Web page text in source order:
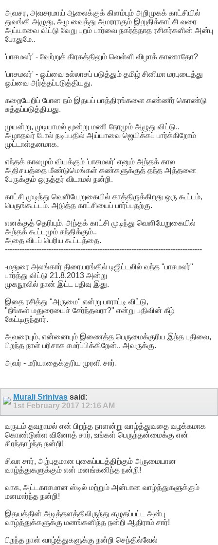
அவசர, அவசரமாய் ஆலைக்குக் கிளம்பும் அறிமுகக் காட்சியில்
துவங்கி அழுது, அழ வைத்து அமரராகும் இறுதிக்காட்சி வரை
அய்யாவை விட்டு வேறு புறம் பார்வை நகர்த்தாத ரசிகர்களின் அன்பு
போதுமே..
'பாசமலர்' - வேற்றுக் கிரகத்திலும் வெள்ளி விழாக் காணாதோ?
'பாசமலர்' - ஓய்வை உல்லாசப் படுத்தும் தமிழ் சினிமா மரபுடைத்து
ஓய்வை அர்த்தப்படுத்தியது.
கறையேறிப் போன நம் இதயப் பாத்திரங்களை கண்ணீர் கொண்டு
சுத்தப்படுத்தியது.
முயன்று, முடியாமல் மூன்று மணி நேரமும் அழுது விட்டு..
அழாதவர் போல் நடிப்பதில் அய்யாவை ஜெயிக்கப் பார்க்கிறோம்
முட்டாள்தனமாக.
எந்தக் காலமும் வியக்கும் 'பாசமலர்' எனும் அந்தக் கால
அதிசயத்தை மீண்டுமெங்கள் கண்களுக்குத் தந்த அத்தனை
பேருக்கும் ஒருத்தர் விடாமல் நன்றி.
காட்சி முடிந்து வெளியேறுகையில் காத்திருக்கிறது ஒரு கூட்டம்,
பெருங்கூட்டம். அடுத்த காட்சியைப் பார்ப்பதற்கு.
எனக்குத் தெரியும். அந்தக் காட்சி முடிந்து வெளியேறுகையில்
அந்தக் கூட்டமும் சந்திக்கும்..
அதை விடப் பெரிய கூட்டத்தை.
---------------------------------------------------------------------------------
-மதுரை அலங்கார் திரையரங்கில் டிஜிட்டலில் வந்த "பாசமலர்"
பார்த்து விட்டு 21.8.2013 அன்று
முகநூலில் நான் இட்ட பதிவு இது.
இதை ரசித்து "அருமை" என்று பாராட்டி விட்டு,
"நீங்கள் மதுரையைச் சேர்ந்தவரா?" என்று பதிவின் கீழ்
கேட்டிருந்தார்.
அவரையும், என்னையும் இணைத்த பெருமைக்குரிய இந்த பதிவை,
பிறந்த நாள் பரிசாக சமர்ப்பிக்கிறேன்.. அவருக்கு.
அவர் - மரியாதைக்குரிய முரளி சார்.
Murali Srinivas said:
1st February 2017 12:16 AM
வருடம் தவறாமல் என் பிறந்த நாளன்று வாழ்த்துவதை வழக்கமாக
கொண்டுள்ள வினோத் சார், உங்கள் பெருந்தன்மைக்கு என்
சிரந்தாழ்ந்த நன்றி!
சிவா சார், அற்புதமான புகைப்படத்திற்கும் அருமையான
வாழ்த்துகளுக்கும் என் மனங்கனிந்த நன்றி!
வாசு, அட்டகாசமான ஸ்டில் மற்றும் அன்பான வாழ்த்துகளுக்கும்
மனமார்ந்த நன்றி!
இதயத்தின் அடித்தளத்திலிருந்து எழுதப்பட்ட அன்பு
வாழ்த்துக்களுக்கு மனங்கனிந்த நன்றி ஆதிராம் சார்!
பிறந்த நாள் வாழ்த்துகளுக்கு நன்றி செந்தில்வேல்